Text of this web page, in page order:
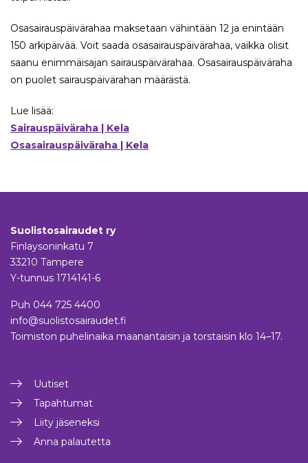
Osasairauspäivärahaa maksetaan vähintään 12 ja enintään
150 arkipäivää. Voit saada osasairauspäivärahaa, vaikka olisit
saanu enimmäisajan sairauspäivärahaa. Osasairauspäiväraha
on puolet sairauspäivärahan määrästä.
Lue lisää:
Sairauspäiväraha | Kela
Osasairauspäiväraha | Kela
Suolistosairaudet ry
Finlaysoninkatu 7
33210 Tampere
Y-tunnus 1714141-6
Puh 044 725 4400
info@suolistosairaudet.fi
Toimiston puhelinaika maanantaisin ja torstaisin klo 14–17.
Uutiset
Tapahtumat
Liity jäseneksi
Anna palautetta